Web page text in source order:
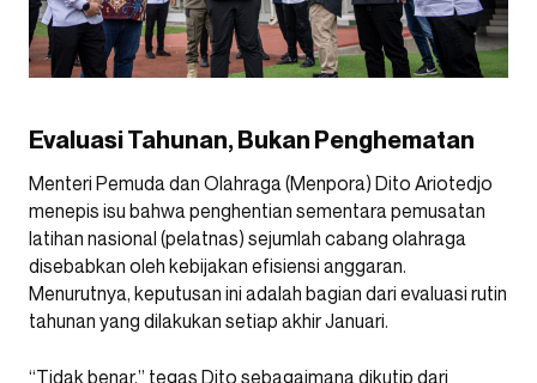
Evaluasi Tahunan, Bukan Penghematan
Menteri Pemuda dan Olahraga (Menpora) Dito Ariotedjo
menepis isu bahwa penghentian sementara pemusatan
latihan nasional (pelatnas) sejumlah cabang olahraga
disebabkan oleh kebijakan efisiensi anggaran.
Menurutnya, keputusan ini adalah bagian dari evaluasi rutin
tahunan yang dilakukan setiap akhir Januari.
“Tidak benar,” tegas Dito sebagaimana dikutip dari